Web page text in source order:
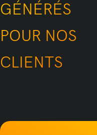
POUR NOS
CLIENTS